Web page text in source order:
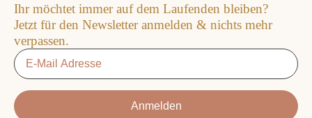
Produktseite
gewählt
werden
Ihr möchtet immer auf dem Laufenden bleiben?
Jetzt für den Newsletter anmelden & nichts mehr
verpassen.
Email
Anmelden